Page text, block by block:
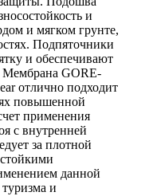
и
и мягком грунте,
Подпяточники
и обеспечивают
Мембрана GORE-
отлично подходит
повышенной
применения
с внутренней
за плотной
данной
и